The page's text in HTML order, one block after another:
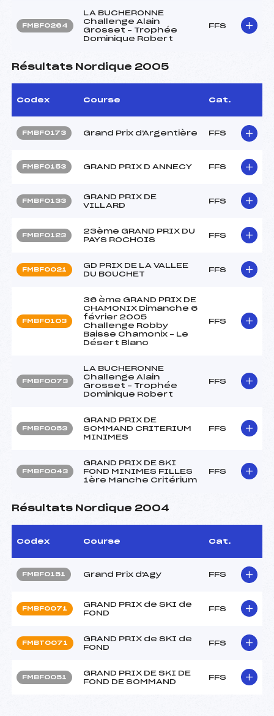
FMBF0264
LA BUCHERONNE
Challenge Alain
Grosset – Trophée
Dominique Robert
FFS
Résultats Nordique 2005
Codex Course Cat.
FMBF0173 Grand Prix d'Argentière FFS
FMBF0153 GRAND PRIX D ANNECY FFS
FMBF0133
GRAND PRIX DE
VILLARD
FFS
FMBF0123
23ème GRAND PRIX DU
PAYS ROCHOIS
FFS
FMBF0021
GD PRIX DE LA VALLEE
DU BOUCHET
FFS
FMBF0103
36 ème GRAND PRIX DE
CHAMONIX Dimanche 6
février 2005
Challenge Robby
Baisse Chamonix – Le
Désert Blanc
FFS
FMBF0073
LA BUCHERONNE
Challenge Alain
Grosset – Trophée
Dominique Robert
FFS
FMBF0053
GRAND PRIX DE
SOMMAND CRITERIUM
MINIMES
FFS
FMBF0043
GRAND PRIX DE SKI
FOND MINIMES FILLES
1ère Manche Critérium
FFS
Résultats Nordique 2004
Codex Course Cat.
FMBF0151 Grand Prix d'Agy FFS
FMBF0071
GRAND PRIX de SKI de
FOND
FFS
FMBT0071
GRAND PRIX de SKI de
FOND
FFS
FMBF0051
GRAND PRIX DE SKI DE
FOND DE SOMMAND
FFS